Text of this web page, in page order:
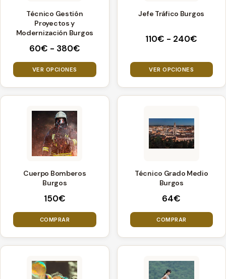
60€ - 380€Rango
Técnico Gestión
Proyectos y
Modernización Burgos
VER OPCIONES
Las
opciones
se
elegir
la
página
de
producto
110€ - 240€
desde
hasta
Jefe Tráfico Burgos
VER OPCIONES
Las
se
elegir
la
de
producto
150€
Cuerpo Bomberos
Burgos
COMPRAR
64€
Técnico Grado Medio
Burgos
COMPRAR